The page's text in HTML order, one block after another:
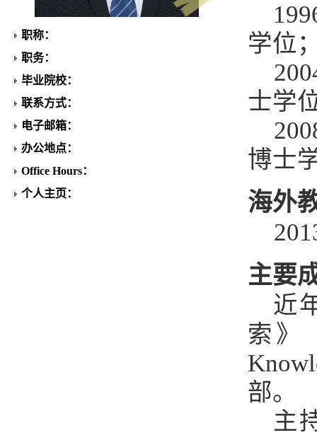
职称：
职务：
毕业院校：
联系方式：
电子邮箱：
办公地点：
Office Hours：
个人主页：
学位
士学
博士
海外
主要
近
索》
部。
主